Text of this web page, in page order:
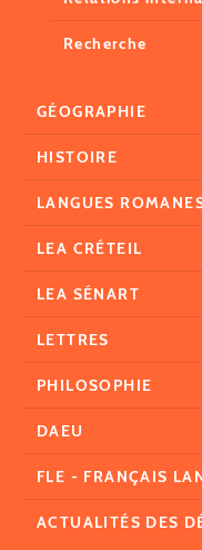
Recherche
GÉOGRAPHIE
HISTOIRE
LANGUES
LEA CRÉTEIL
LEA SÉNART
LETTRES
PHILOSOPHIE
DAEU
FLE - FRANÇAIS
ACTUALITÉS DES